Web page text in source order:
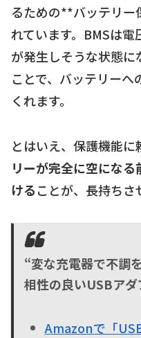
るための**バッテリー
れています。BMSは
が発生しそうな状態
ことで、バッテリーへ
くれます。
とはいえ、保護機能に
リーが完全に空にな
けることが、長持ちさ
“変な充電器で不調
相性の良いUSBアダ
Amazonで「